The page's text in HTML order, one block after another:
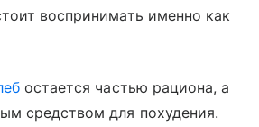
воспринимать именно как
остается частью рациона, а
средством для похудения.